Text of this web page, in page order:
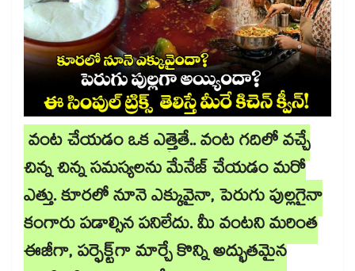
వంట చేయడం ఒక ఎత్తైతే.. వంట గదిలో వచ్చే
చిన్న చిన్న సమస్యలను మేనేజ్ చేయడం మరో
ఎత్తు. కూరలో నూనె ఎక్కువైనా, పెరుగు పుల్లగైనా
కంగారు పడాల్సిన పనిలేదు. మీ వంటని మరింత
ఈజీగా, పర్ఫెక్ట్‌గా మార్చే కొన్ని అద్భుతమైన